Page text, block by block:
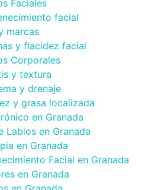
Faciales
facial
marcas
y flacidez facial
Corporales
y textura
y drenaje
y grasa localizada
en Granada
Labios en Granada
en Granada
Facial en Granada
en Granada